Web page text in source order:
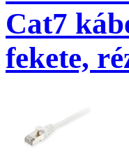
Cat7
fekete,